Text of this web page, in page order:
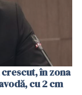
în zona
cu 2 cm